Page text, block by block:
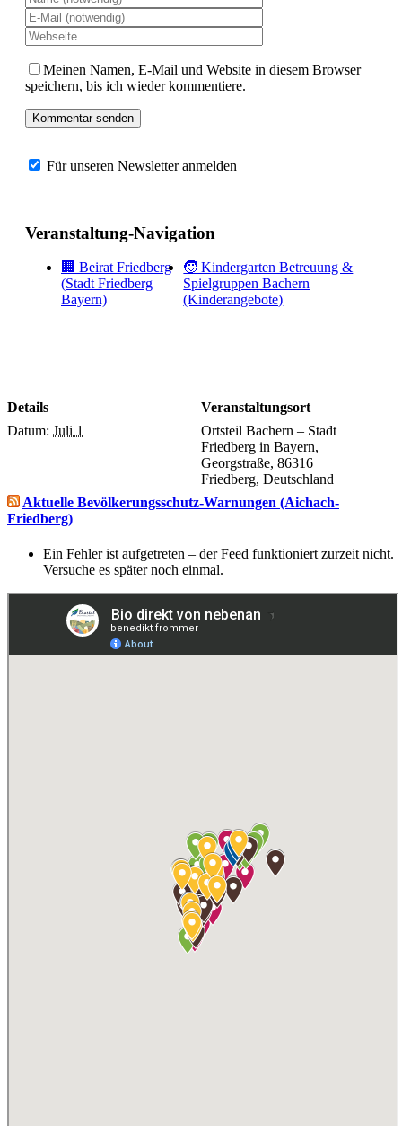
Meinen Namen, E-Mail und Website in diesem Browser
speichern, bis ich wieder kommentiere.
Für unseren Newsletter anmelden
Veranstaltung-Navigation
🏢 Beirat Friedberg
(Stadt Friedberg
Bayern)
🧒 Kindergarten Betreuung &
Spielgruppen Bachern
(Kinderangebote)
Details
Datum: Juli 1
Veranstaltungsort
Ortsteil Bachern – Stadt
Friedberg in Bayern,
Georgstraße, 86316
Friedberg, Deutschland
Aktuelle Bevölkerungsschutz-Warnungen (Aichach-
Friedberg)
Ein Fehler ist aufgetreten – der Feed funktioniert zurzeit nicht.
Versuche es später noch einmal.